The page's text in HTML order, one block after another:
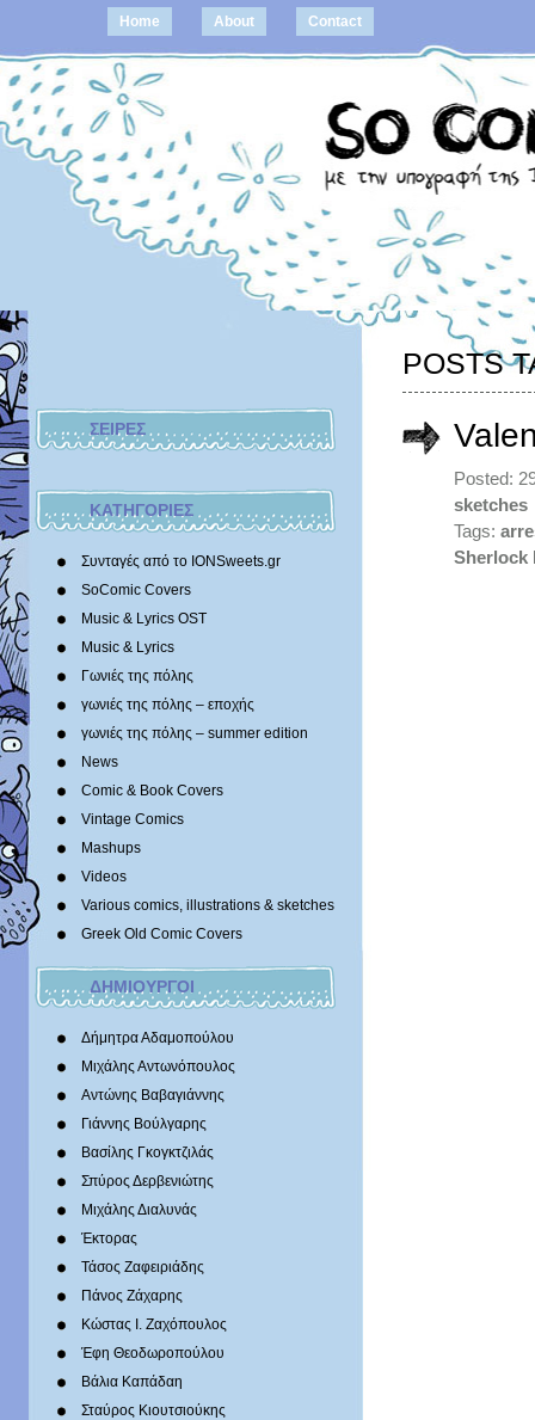
Home About Contact
ΣΕΙΡΕΣ
ΚΑΤΗΓΟΡΙΕΣ
Συνταγές από το IONSweets.gr
SoComic Covers
Music & Lyrics OST
Music & Lyrics
Γωνιές της πόλης
γωνιές της πόλης – εποχής
γωνιές της πόλης – summer edition
News
Comic & Book Covers
Vintage Comics
Mashups
Videos
Various comics, illustrations & sketches
Greek Old Comic Covers
ΔΗΜΙΟΥΡΓΟΙ
Δήμητρα Αδαμοπούλου
Μιχάλης Αντωνόπουλος
Αντώνης Βαβαγιάννης
Γιάννης Βούλγαρης
Βασίλης Γκογκτζιλάς
Σπύρος Δερβενιώτης
Mιχάλης Διαλυνάς
Έκτορας
Τάσος Ζαφειριάδης
Πάνος Ζάχαρης
Κώστας Ι. Ζαχόπουλoς
Έφη Θεοδωροπούλου
Βάλια Καπάδαη
Σταύρος Κιουτσιούκης
POSTS
Posted:
sketches
Tags:
Sherlock